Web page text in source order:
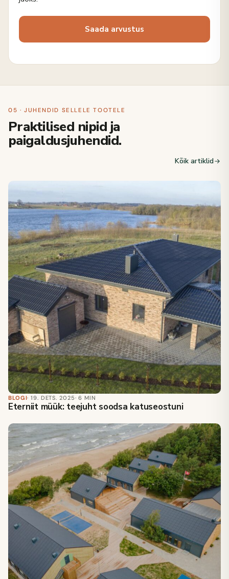
05 · JUHENDID SELLELE TOOTELE
Praktilised nipid ja
paigaldusjuhendid.
Kõik artiklid
BLOGI· 19. DETS. 2025· 6 MIN
Eterniit müük: teejuht soodsa katuseostuni